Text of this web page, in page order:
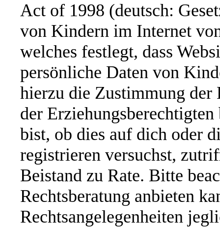
Act of 1998 (deutsch:
von Kindern im Internet
welches festlegt, dass
persönliche Daten von
hierzu die Zustimmung der
der
bist, ob dies auf dich oder
registrieren versuchst,
Beistand zu Rate. Bitte
Rechtsberatung anbieten
Rechtsangelegenheiten